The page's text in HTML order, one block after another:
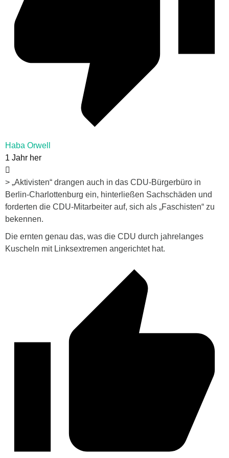
Haba Orwell
1 Jahr her
> „Aktivisten“ drangen auch in das CDU-Bürgerbüro in
Berlin-Charlottenburg ein, hinterließen Sachschäden und
forderten die CDU-Mitarbeiter auf, sich als „Faschisten“ zu
bekennen.
Die ernten genau das, was die CDU durch jahrelanges
Kuscheln mit Linksextremen angerichtet hat.